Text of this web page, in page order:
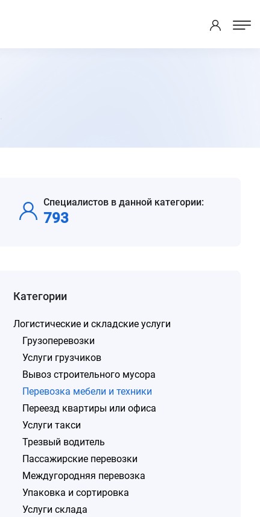
Специалистов в данной категории:
793
Категории
Логистические и складские услуги
Грузоперевозки
Услуги грузчиков
Вывоз строительного мусора
Перевозка мебели и техники
Переезд квартиры или офиса
Услуги такси
Трезвый водитель
Пассажирские перевозки
Междугородняя перевозка
Упаковка и сортировка
Услуги склада